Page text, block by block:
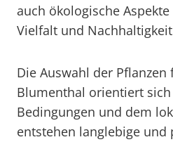
auch ökologische
Vielfalt und
Die Auswahl der
Blumenthal orientiert
Bedingungen und dem
entstehen langlebige und